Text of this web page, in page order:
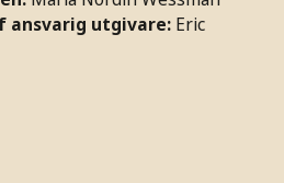
ansvarig utgivare: Eric